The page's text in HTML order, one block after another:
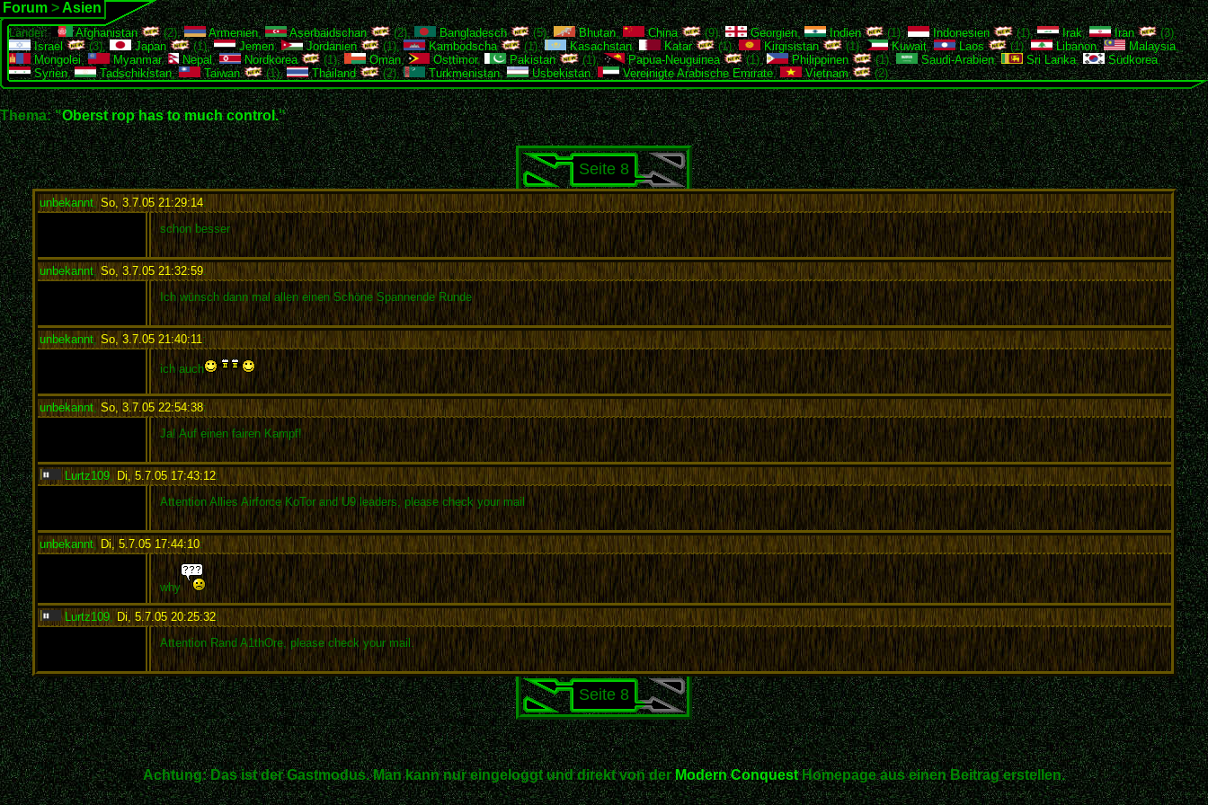
Forum > Asien
Länder: Afghanistan (2), Armenien, Aserbaidschan (2), Bangladesch (5), Bhutan, China (9), Georgien, Indien (1), Indonesien (1), Irak, Iran
(3),
Israel
(3), Japan (1), Jemen, Jordanien (1), Kambodscha (1), Kasachstan, Katar (1), Kirgisistan (1), Kuwait, Laos (1), Libanon, Malaysia,
Mongolei, Myanmar, Nepal, Nordkorea (1), Oman, Osttimor, Pakistan (1), Papua-Neuguinea (1), Philippinen (1), Saudi-Arabien, Sri Lanka, Südkorea,
Syrien, Tadschikistan, Taiwan (1), Thailand (2), Turkmenistan, Usbekistan, Vereinigte Arabische Emirate, Vietnam (2)
Thema: "Oberst rop has to much control."
Seite 8
unbekannt,So, 3.7.05 21:29:14:
schon besser
unbekannt,So, 3.7.05 21:32:59:
Ich wünsch dann mal allen einen Schöne Spannende Runde
unbekannt, So, 3.7.05 21:40:11:
ich auch
unbekannt, So, 3.7.05 22:54:38:
Ja! Auf einen fairen Kampf!
Lurtz109, Di, 5.7.05 17:43:12:
Attention Allies Airforce KoTor and U9 leaders, please check your mail
unbekannt,Di, 5.7.05 17:44:10:
why
Lurtz109,Di, 5.7.05 20:25:32:
Attention Rand A1thOre, please check your mail.
Seite 8
Achtung: Das ist der Gastmodus. Man kann nur eingeloggt und direkt von derModern ConquestHomepage aus einen Beitrag erstellen.